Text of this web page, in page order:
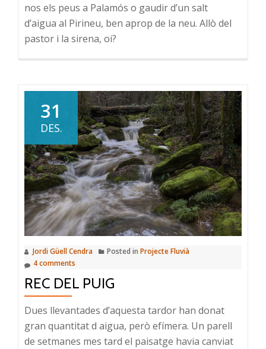
nos els peus a Palamós o gaudir d’un salt
d’aigua al Pirineu, ben aprop de la neu. Allò del
pastor i la sirena, oi?
31
DES.
Jordi Güell Cendra Posted in Projecte Fluvià
4 comments
REC DEL PUIG
Dues llevantades d’aquesta tardor han donat
gran quantitat d aigua, però efímera. Un parell
de setmanes mes tard el paisatge havia canviat